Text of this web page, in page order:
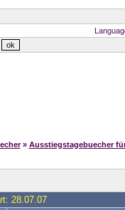
» Ausstiegstagebuecher
28.07.07